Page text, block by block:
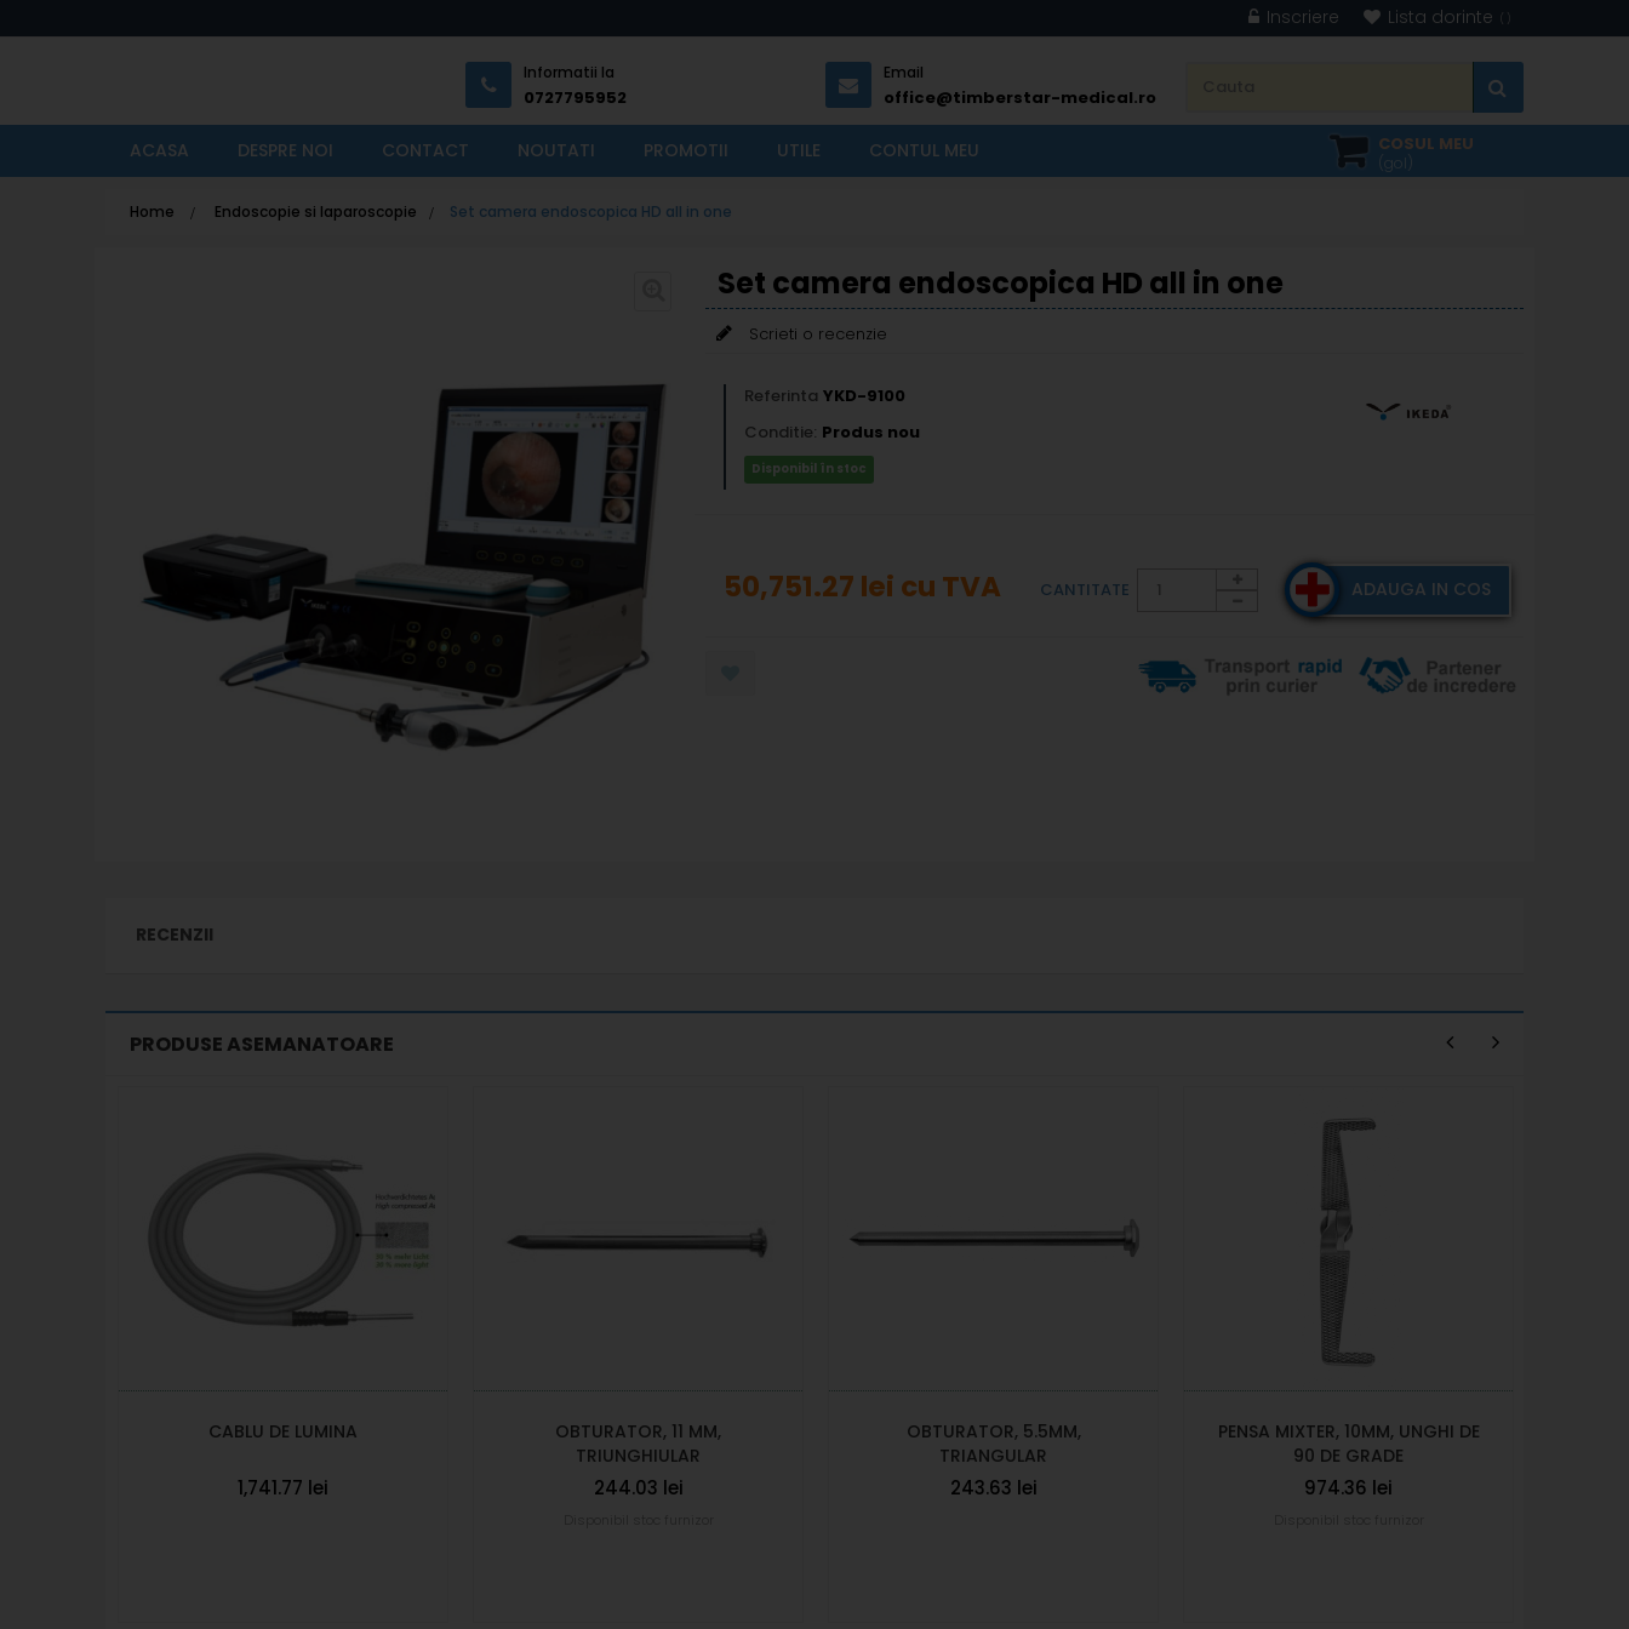
Inscriere Lista dorinte
Informatii la
0727795952
Email
office@timberstar-medical.ro
ACASA DESPRE NOI CONTACT NOUTATI PROMOTII UTILE CONTUL MEU COSUL MEU
(gol)
Home > Endoscopie si laparoscopie > Set camera endoscopica HD all in one
Set camera endoscopica HD all in one
Scrieti o recenzie
Referinta YKD-9100
Conditie: Produs nou
Disponibil în stoc
50,751.27 lei cu TVA CANTITATE ADAUGA IN COS
RECENZII
PRODUSE ASEMANATOARE
CABLU DE LUMINA
1,741.77 lei
OBTURATOR, 11 MM,
TRIUNGHIULAR
244.03 lei
OBTURATOR, 5.5MM,
TRIANGULAR
243.63 lei
PENSA MIXTER, 10MM, UNGHI DE
90 DE GRADE
974.36 lei